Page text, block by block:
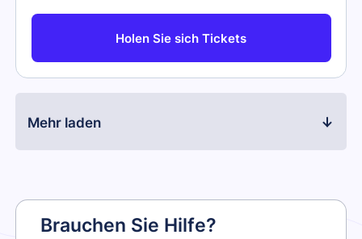
Holen Sie sich Tickets
Mehr laden
Brauchen Sie Hilfe?